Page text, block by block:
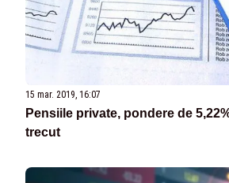
15 mar. 2019, 16:07
Pensiile private, pondere de
trecut